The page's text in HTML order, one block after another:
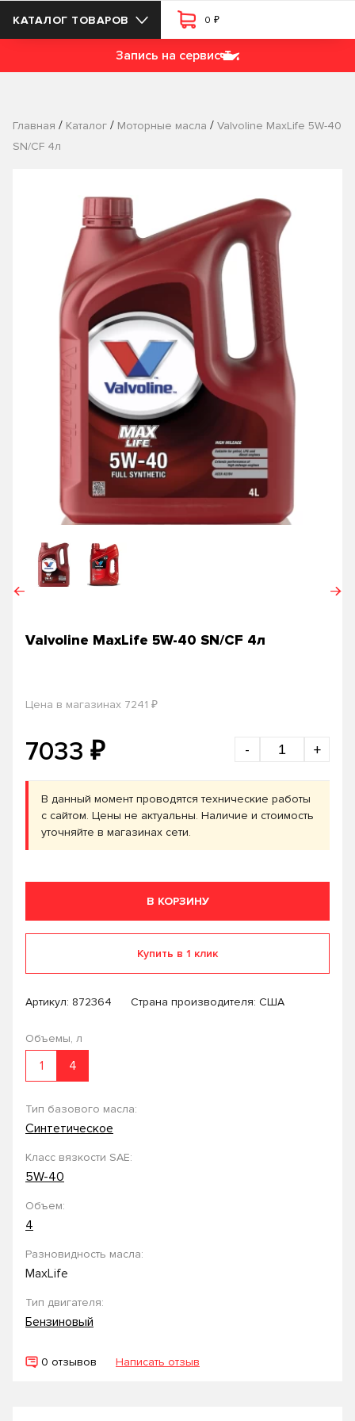
КАТАЛОГ ТОВАРОВ 0 ₽
Запись на сервис
Главная / Каталог / Моторные масла / Valvoline MaxLife 5W-40
SN/CF 4л
Valvoline MaxLife 5W-40 SN/CF 4л
Цена в магазинах 7241 ₽
7033 ₽ - +
В данный момент проводятся технические работы
с сайтом. Цены не актуальны. Наличие и стоимость
уточняйте в магазинах сети.
В КОРЗИНУ
Купить в 1 клик
Артикул: 872364 Страна производителя: США
Объемы, л
1 4
Тип базового масла:
Синтетическое
Класс вязкости SAE:
5W-40
Объем:
4
Разновидность масла:
MaxLife
Тип двигателя:
Бензиновый
0 отзывов Написать отзыв